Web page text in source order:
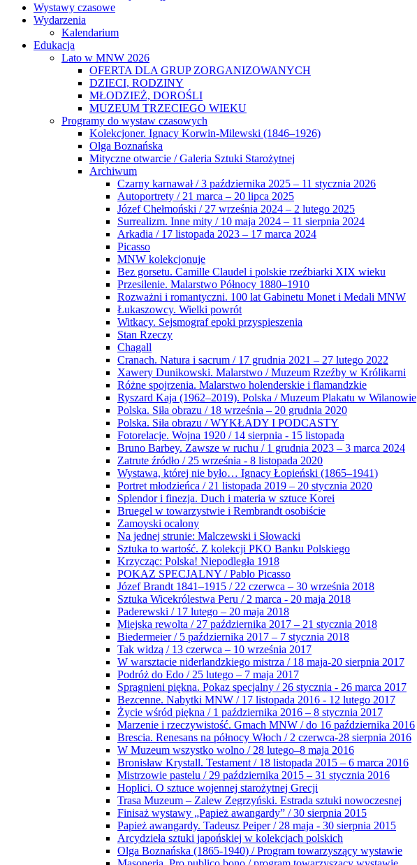
Wystawy czasowe
Wydarzenia
Kalendarium
Edukacja
Lato w MNW 2026
OFERTA DLA GRUP ZORGANIZOWANYCH
DZIECI, RODZINY
MŁODZIEŻ, DOROŚLI
MUZEUM TRZECIEGO WIEKU
Programy do wystaw czasowych
Kolekcjoner. Ignacy Korwin-Milewski (1846–1926)
Olga Boznańska
Mityczne otwarcie / Galeria Sztuki Starożytnej
Archiwum
Czarny karnawał / 3 października 2025 – 11 stycznia 2026
Autoportrety / 21 marca – 20 lipca 2025
Józef Chełmoński / 27 września 2024 – 2 lutego 2025
Surrealizm. Inne mity / 10 maja 2024 – 11 sierpnia 2024
Arkadia / 17 listopada 2023 – 17 marca 2024
Picasso
MNW kolekcjonuje
Bez gorsetu. Camille Claudel i polskie rzeźbiarki XIX wieku
Przesilenie. Malarstwo Północy 1880–1910
Rozważni i romantyczni. 100 lat Gabinetu Monet i Medali MNW
Łukaszowcy. Wielki powrót
Witkacy. Sejsmograf epoki przyspieszenia
Stan Rzeczy
Chagall
Cranach. Natura i sacrum / 17 grudnia 2021 – 27 lutego 2022
Xawery Dunikowski. Malarstwo / Muzeum Rzeźby w Królikarni
Różne spojrzenia. Malarstwo holenderskie i flamandzkie
Ryszard Kaja (1962–2019). Polska / Muzeum Plakatu w Wilanowie
Polska. Siła obrazu / 18 września – 20 grudnia 2020
Polska. Siła obrazu / WYKŁADY I PODCASTY
Fotorelacje. Wojna 1920 / 14 sierpnia - 15 listopada
Bruno Barbey. Zawsze w ruchu / 1 grudnia 2023 – 3 marca 2024
Zatrute źródło / 25 września - 8 listopada 2020
Wystawa, której nie było… Ignacy Łopieński (1865–1941)
Portret młodzieńca / 21 listopada 2019 – 20 stycznia 2020
Splendor i finezja. Duch i materia w sztuce Korei
Bruegel w towarzystwie i Rembrandt osobiście
Zamoyski ocalony
Na jednej strunie: Malczewski i Słowacki
Sztuka to wartość. Z kolekcji PKO Banku Polskiego
Krzycząc: Polska! Niepodległa 1918
POKAZ SPECJALNY / Pablo Picasso
Józef Brandt 1841–1915 / 22 czerwca – 30 września 2018
Sztuka Wicekrólestwa Peru / 2 marca - 20 maja 2018
Paderewski / 17 lutego – 20 maja 2018
Miejska rewolta / 27 października 2017 – 21 stycznia 2018
Biedermeier / 5 października 2017 – 7 stycznia 2018
Tak widzą / 13 czerwca – 10 września 2017
W warsztacie niderlandzkiego mistrza / 18 maja-20 sierpnia 2017
Podróż do Edo / 25 lutego – 7 maja 2017
Spragnieni piękna. Pokaz specjalny / 26 stycznia - 26 marca 2017
Bezcenne. Nabytki MNW / 17 listopada 2016 - 12 lutego 2017
Życie wśród piękna / 1 października 2016 – 8 stycznia 2017
Marzenie i rzeczywistość. Gmach MNW / do 16 października 2016
Brescia. Renesans na północy Włoch / 2 czerwca-28 sierpnia 2016
W Muzeum wszystko wolno / 28 lutego–8 maja 2016
Bronisław Krystall. Testament / 18 listopada 2015 – 6 marca 2016
Mistrzowie pastelu / 29 października 2015 – 31 stycznia 2016
Hoplici. O sztuce wojennej starożytnej Grecji
Trasa Muzeum – Zalew Zegrzyński. Estrada sztuki nowoczesnej
Finisaż wystawy „Papież awangardy” / 30 sierpnia 2015
Papież awangardy. Tadeusz Peiper / 28 maja - 30 sierpnia 2015
Arcydzieła sztuki japońskiej w kolekcjach polskich
Olga Boznańska (1865-1940) / Program towarzyszący wystawie